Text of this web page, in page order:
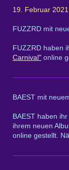
19. Februar 2021
FUZZRD mit
FUZZRD haben
Carnival" online
BAEST mit
BAEST haben
ihrem neuen
online gestellt.